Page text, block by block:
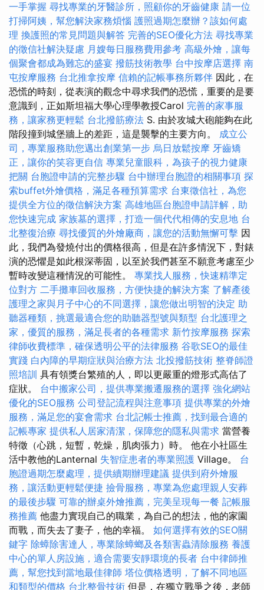
一手掌握 尋找專業的牙醫診所，照顧你的牙齒健康 請一位
打掃阿姨，幫您解決家務煩惱 護照過期怎麼辦？該如何處
理 換護照的常見問題與解答 完善的SEO優化方法 尋找專業
的徵信社解決疑慮 月嫂每日服務費用參考 高級外燴，讓每
個聚會都成為難忘的盛宴 撥筋技術教學 台中按摩店選擇 南
屯按摩服務 台北推拿按摩 信賴的記帳事務所夥伴 因此，在
恐慌的時刻，從表演的觀念中尋求我們的恐慌，重要的是要
意識到，正如斯坦福大學心理學教授Carol 完善的家事服
務，讓家務更輕鬆 台北撥筋療法 S. 由於攻城大砲能夠在此
階段撞到城堡牆上的差距，這是襲擊的主要方向。 成立公
司，專業服務助您邁出創業第一步 烏日放鬆按摩 牙齒矯
正，讓你的笑容更自信 專業兒童眼科，為孩子的視力健康
把關 台胞證申請的完整步驟 台中辦理台胞證的相關事項 探
索buffet外燴價格，滿足各種預算需求 台東徵信社，為您
提供全方位的徵信解決方案 高雄地區台胞證申請詳解，助
您快速完成 家族墓的選擇，打造一個代代相傳的安息地 台
北整復治療 尋找優質的外燴廠商，讓您的活動無懈可擊 因
此，我們為發燒付出的價格很高，但是在許多情況下，對錶
演的恐懼是如此根深蒂固，以至於我們甚至不願意考慮至少
暫時改變這種情況的可能性。 專業找人服務，快速精準定
位對方 二手攤車回收服務，方便快捷的解決方案 了解產後
護理之家與月子中心的不同選擇，讓您做出明智的決定 助
聽器種類，挑選最適合您的助聽器型號與類型 台北護理之
家，優質的服務，滿足長者的各種需求 新竹按摩服務 探索
律師收費標準，確保透明公平的法律服務 谷歌SEO的最佳
實踐 白內障的早期症狀與治療方法 北投撥筋技術 整脊師證
照培訓 具有領獎台繁殖的人，即以更嚴重的燈形式高估了
症狀。 台中搬家公司，提供專業搬遷服務的選擇 強化網站
優化的SEO服務 公司登記流程與注意事項 提供專業的外燴
服務，滿足您的宴會需求 台北記帳士推薦，找到最合適的
記帳專家 提供私人居家清潔，保障您的隱私與需求 當營養
特徵（心跳，短暫，乾燥，肌肉張力）時。 他在小社區生
活中教他的Lanternal 失智症患者的專業照護 Village。 台
胞證過期怎麼處理，提供續期辦理建議 提供到府外燴服
務，讓活動更輕鬆便捷 撿骨服務，專業為您處理親人安葬
的最後步驟 可靠的辦桌外燴推薦，完美呈現每一餐 記帳服
務推薦 他盡力實現自己的職業，為自己的想法，他的家園
而戰，而失去了妻子，他的幸福。 如何選擇有效的SEO關
鍵字 除蟑除害達人，專業除蟑螂及各類害蟲清除服務 養護
中心的單人房設施，適合需要安靜環境的長者 台中律師推
薦，幫您找到當地最佳律師 塔位價格透明，了解不同地區
和類型的價格 台北整骨技術 但是，在獨立戰爭之後，老師